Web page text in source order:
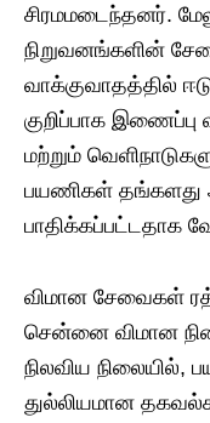
சிரமமடைந்தனர்.
நிறுவனங்களின்
வாக்குவாதத்தில்
குறிப்பாக
மற்றும்
பயணிகள் தங்களது
பாதிக்கப்பட்டதாக
விமான சேவைகள்
சென்னை விமான
நிலவிய நிலையில்,
துல்லியமான